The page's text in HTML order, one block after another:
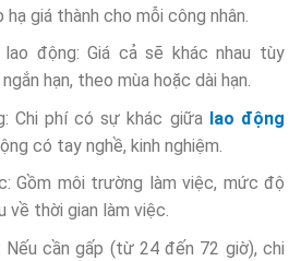
giá thành cho mỗi công nhân.
động: Giá cả sẽ khác nhau tùy
hạn, theo mùa hoặc dài hạn.
Chi phí có sự khác giữa lao động
có tay nghề, kinh nghiệm.
Gồm môi trường làm việc, mức độ
về thời gian làm việc.
Nếu cần gấp (từ 24 đến 72 giờ), chi